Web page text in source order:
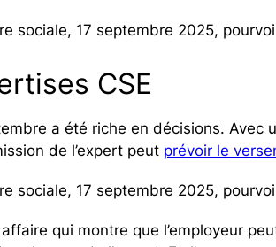
sociale, 17 septembre 2025,
CSE
a été riche en décisions. Avec
de l’expert peut prévoir le
sociale, 17 septembre 2025,
qui montre que l’employeur